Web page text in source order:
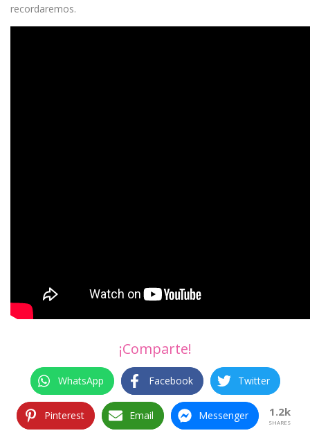
recordaremos.
¡Comparte!
WhatsApp Facebook Twitter
Pinterest Email Messenger 1.2k
SHARES